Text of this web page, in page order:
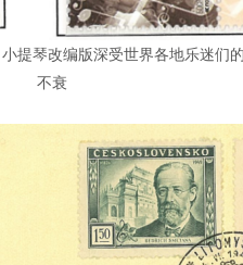
提琴改编版深受世界各地乐迷们
不衰